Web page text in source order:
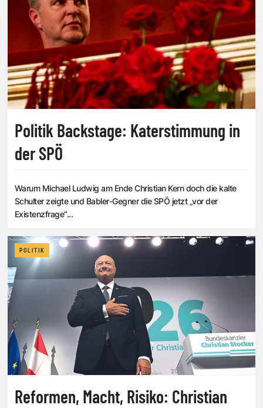
Politik Backstage: Katerstimmung in
der SPÖ
Warum Michael Ludwig am Ende Christian Kern doch die kalte
Schulter zeigte und Babler-Gegner die SPÖ jetzt „vor der
Existenzfrage“...
POLITIK
Reformen, Macht, Risiko: Christian